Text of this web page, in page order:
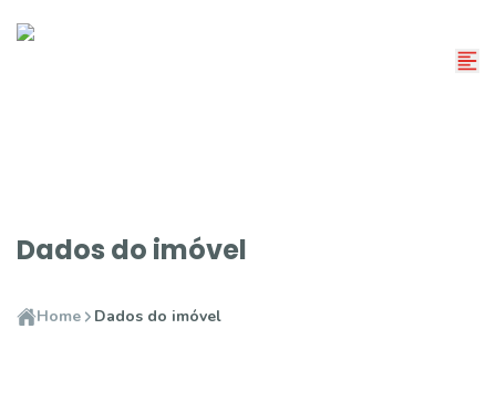
Dados do imóvel
Home Dados do imóvel